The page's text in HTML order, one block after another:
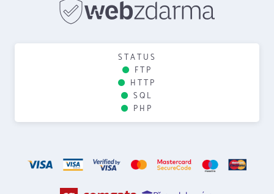
STATUS
FTP
HTTP
SQL
PHP